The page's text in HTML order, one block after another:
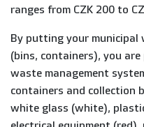
ranges from CZK 200 to
By putting your municipal
(bins, containers), you
waste management
containers and collection
white glass (white),